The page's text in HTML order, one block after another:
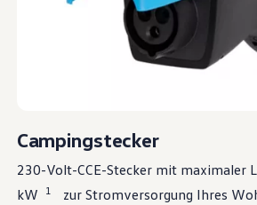
Lifestyle
Transport
Familie
Campingstecker
230-Volt-CCE-Stecker mit maximaler
kW
1
zur Stromversorgung Ihres